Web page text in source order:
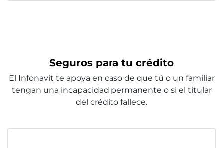
Seguros para tu crédito
El Infonavit te apoya en caso de que tú o un familiar
tengan una incapacidad permanente o si el titular
del crédito fallece.